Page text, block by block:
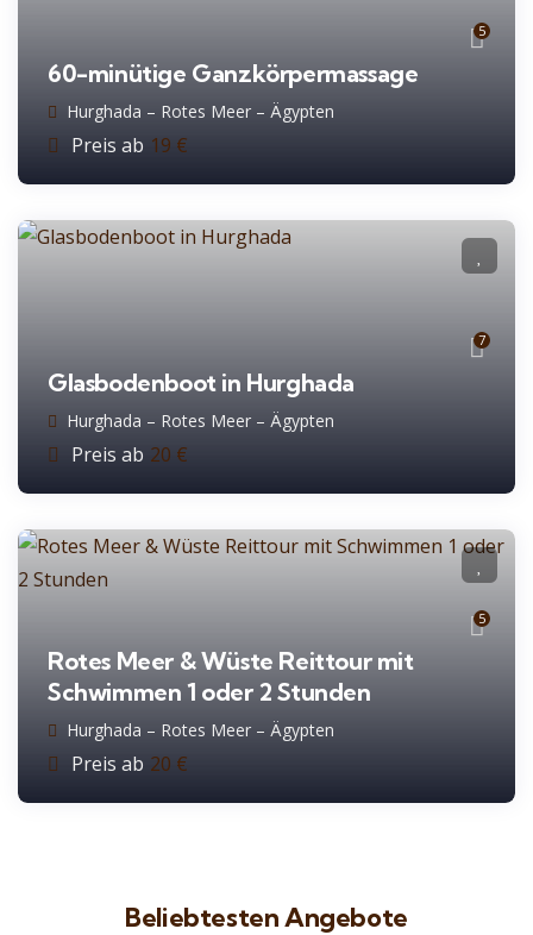
5
60-minütige Ganzkörpermassage
Hurghada – Rotes Meer – Ägypten
Preis ab 19 €
7
Glasbodenboot in Hurghada
Hurghada – Rotes Meer – Ägypten
Preis ab 20 €
5
Rotes Meer & Wüste Reittour mit
Schwimmen 1 oder 2 Stunden
Hurghada – Rotes Meer – Ägypten
Preis ab 20 €
Beliebtesten Angebote